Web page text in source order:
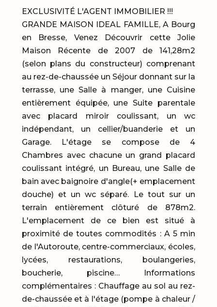
EXCLUSIVITÉ L'AGENT IMMOBILIER !!!
GRANDE MAISON IDEAL FAMILLE, A Bourg
en Bresse, Venez Découvrir cette Jolie
Maison Récente de 2007 de 141,28m2
(selon plans du constructeur) comprenant
au rez-de-chaussée un Séjour donnant sur la
terrasse, une Salle à manger, une Cuisine
entièrement équipée, une Suite parentale
avec placard miroir coulissant, un wc
indépendant, un cellier/buanderie et un
Garage. L'étage se compose de 4
Chambres avec chacune un grand placard
coulissant intégré, un Bureau, une Salle de
bain avec baignoire d'angle(+ emplacement
douche) et un wc séparé. Le tout sur un
terrain entièrement clôturé de 878m2.
L'emplacement de ce bien est situé à
proximité de toutes commodités : A 5 min
de l'Autoroute, centre-commerciaux, écoles,
lycées, restaurations, boulangeries,
boucherie, piscine… Informations
complémentaires : Chauffage au sol au rez-
de-chaussée et à l'étage (pompe à chaleur /